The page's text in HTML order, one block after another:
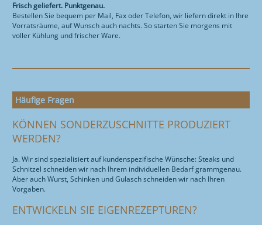
Frisch geliefert. Punktgenau.
Bestellen Sie bequem per Mail, Fax oder Telefon, wir liefern direkt in Ihre
Vorratsräume, auf Wunsch auch nachts. So starten Sie morgens mit
voller Kühlung und frischer Ware.
Häufige Fragen
KÖNNEN SONDERZUSCHNITTE PRODUZIERT
WERDEN?
Ja. Wir sind spezialisiert auf kundenspezifische Wünsche: Steaks und
Schnitzel schneiden wir nach Ihrem individuellen Bedarf grammgenau.
Aber auch Wurst, Schinken und Gulasch schneiden wir nach Ihren
Vorgaben.
ENTWICKELN SIE EIGENREZEPTUREN?